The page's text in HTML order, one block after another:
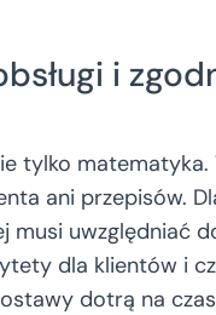
i
tylko matematyka.
ani przepisów.
uwzględniać
dla klientów i
dotrą na